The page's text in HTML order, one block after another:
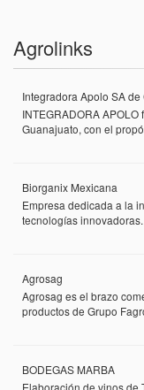
Agrolinks
Integradora Apolo SA de
INTEGRADORA
Guanajuato, con el
Biorganix Mexicana
Empresa dedicada a la
tecnologías
Agrosag
Agrosag es el brazo
productos de Grupo
BODEGAS MARBA
Elaboración de vinos de